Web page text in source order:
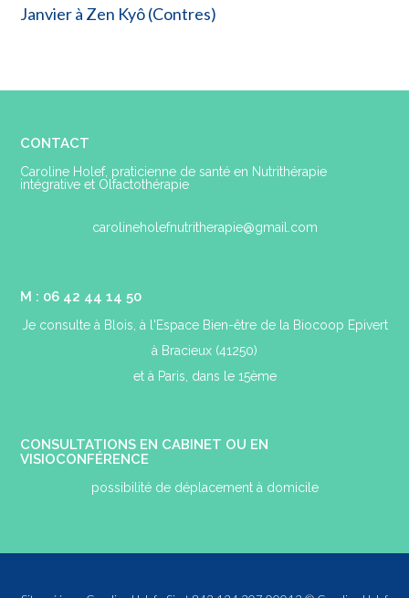
Janvier à Zen Kyô (Contres)
CONTACT
Caroline Holef, praticienne de santé en Nutrithérapie
intégrative et Olfactothérapie
carolineholefnutritherapie@gmail.com
M : 06 42 44 14 50
Je consulte à Blois, à l'Espace Bien-être de la Biocoop Epivert
à Bracieux (41250)
et à Paris, dans le 15ème
CONSULTATIONS EN CABINET OU EN
VISIOCONFÉRENCE
possibilité de déplacement à domicile